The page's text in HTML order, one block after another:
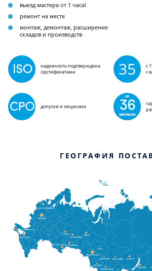
выезд мастера от 1 часа!
ремонт на месте
монтаж, демонтаж, расширение
складов и производств
надежность подтверждена
сертификатами
35
с
с
допуски и лицензии
ГЕОГРАФИЯ